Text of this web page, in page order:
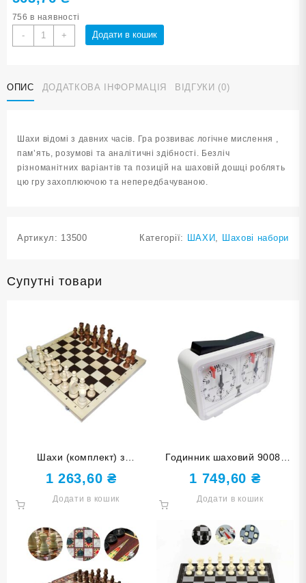
756 в наявності
-
Шахи
(комплект)
фігурами
G300-
+ Додати в кошик
ОПИС ДОДАТКОВА ІНФОРМАЦІЯ ВІДГУКИ (0)
Шахи відомі з давних часів. Гра розвиває логічне мислення ,
пам’ять, розумові та аналітичні здібності. Безліч
різноманітних варіантів та позицій на шаховій дошці роблять
цю гру захоплюючою та непередбачуваною.
Артикул: 13500 Категорії: ШАХИ, Шахові набори
Супутні товари
Шахи (комплект) з
дерев’яними фігурами
G420-3
1 263,60 ₴
Додати в кошик
Годинник шаховий 9008-
white
1 749,60 ₴
Додати в кошик